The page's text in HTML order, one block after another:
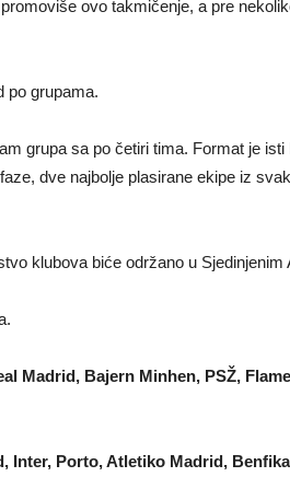
ovo takmičenje, a pre
po grupama.
grupa sa po četiri tima. Format je
dve najbolje plasirane ekipe iz
klubova biće održano u
Madrid, Bajern Minhen, PSŽ,
Inter, Porto, Atletiko Madrid,